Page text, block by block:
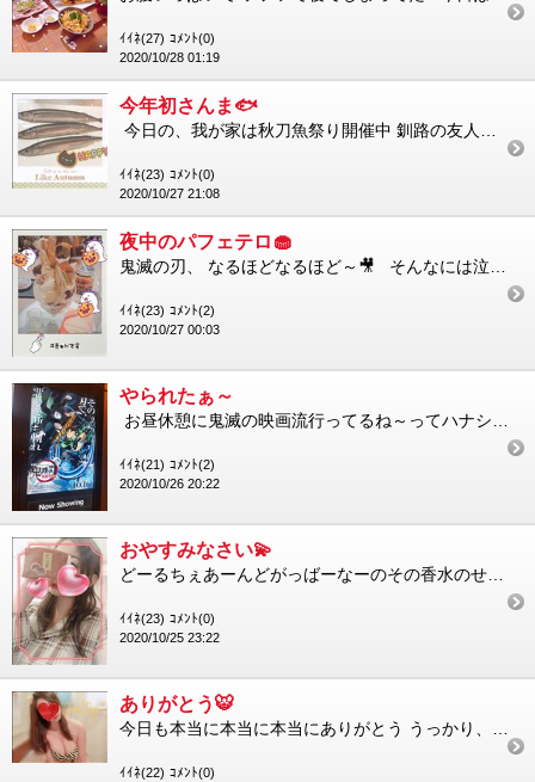
ｲｲﾈ(27) ｺﾒﾝﾄ(0)
2020/10/28 01:19
今年初さんま🐟
ｲｲﾈ(23) ｺﾒﾝﾄ(0)
2020/10/27 21:08
夜中のパフェテロ🧁
ｲｲﾈ(23) ｺﾒﾝﾄ(2)
2020/10/27 00:03
やられたぁ～
ｲｲﾈ(21) ｺﾒﾝﾄ(2)
2020/10/26 20:22
おやすみなさい💫
ｲｲﾈ(23) ｺﾒﾝﾄ(0)
2020/10/25 23:22
ありがとう🐯
ｲｲﾈ(22) ｺﾒﾝﾄ(0)